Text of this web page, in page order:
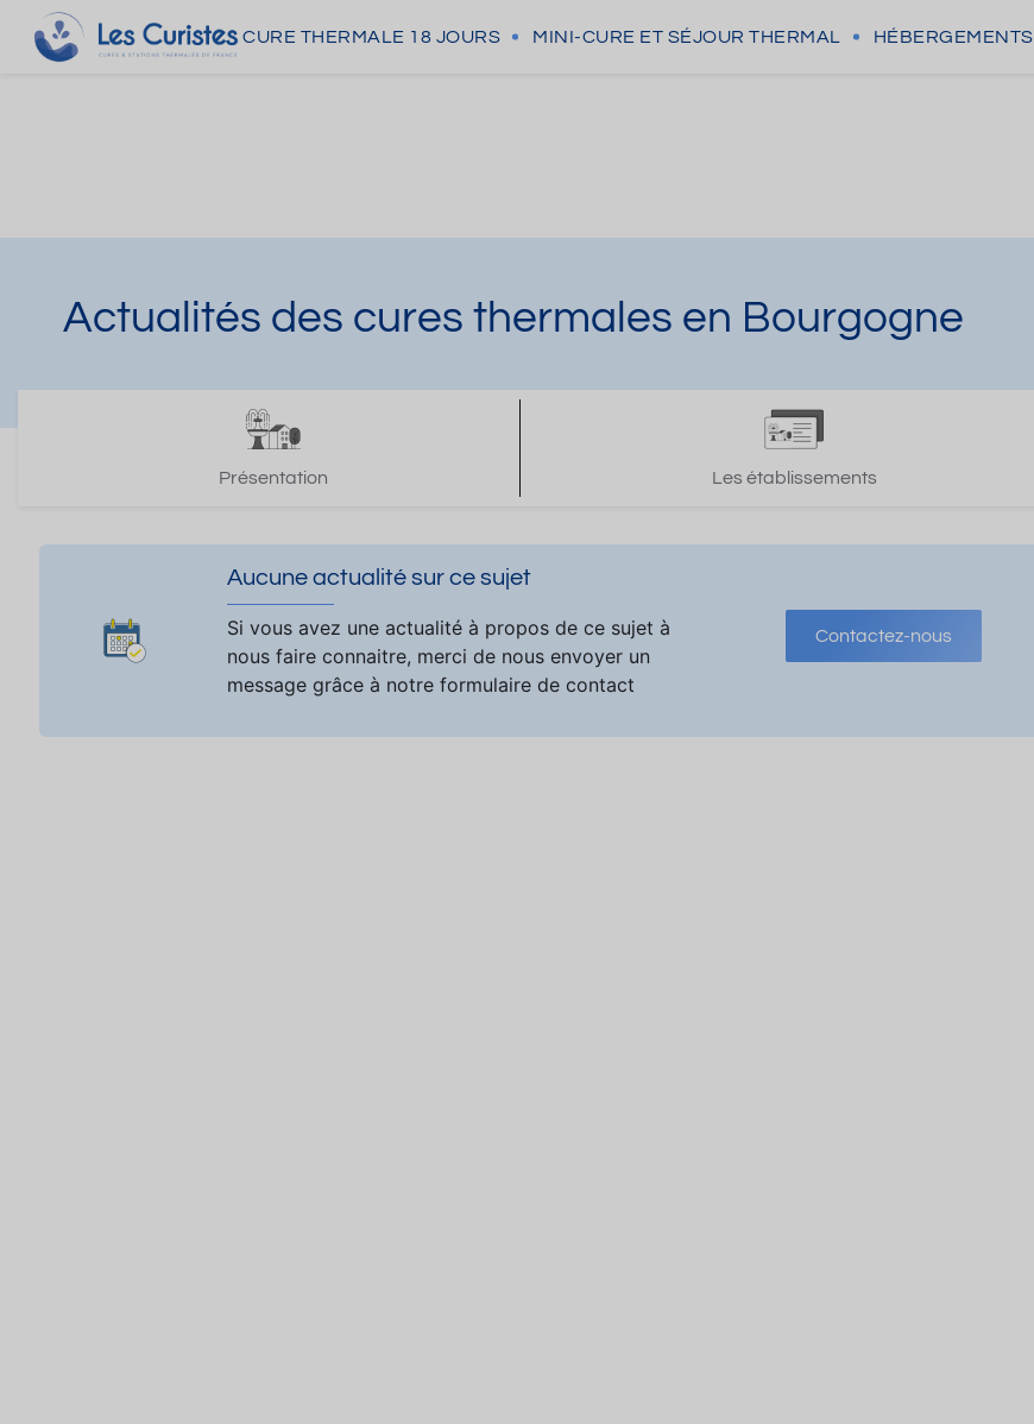
CURE THERMALE 18 JOURS MINI-CURE ET SÉJOUR THERMAL HÉBERGEMENTS
Actualités des cures thermales en Bourgogne
Présentation Les établissements
Aucune actualité sur ce sujet
Si vous avez une actualité à propos de ce sujet à
nous faire connaitre, merci de nous envoyer un
message grâce à notre formulaire de contact
Contactez-nous